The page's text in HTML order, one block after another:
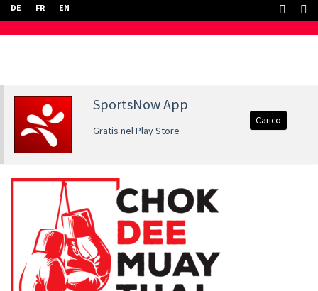
DE FR EN
SportsNow App
Gratis nel Play Store
Carico